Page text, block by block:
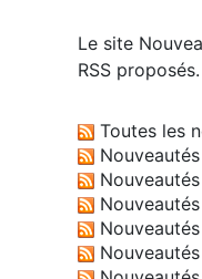
Le site
RSS proposés.
Toutes les